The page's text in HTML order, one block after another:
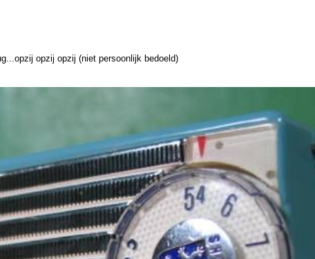
opzij opzij (niet persoonlijk bedoeld)